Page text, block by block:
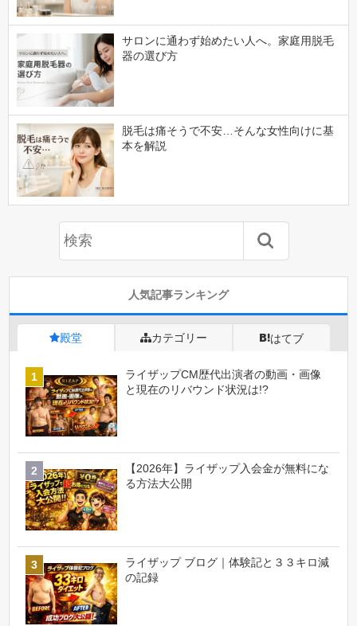
サロンに通わず始めたい人へ。家庭用脱毛
器の選び方
脱毛は痛そうで不安…そんな女性向けに基
本を解説
人気記事ランキング
殿堂 カテゴリー はてブ
ライザップCM歴代出演者の動画・画像
と現在のリバウンド状況は!?
【2026年】ライザップ入会金が無料にな
る方法大公開
ライザップ ブログ｜体験記と３３キロ減
の記録